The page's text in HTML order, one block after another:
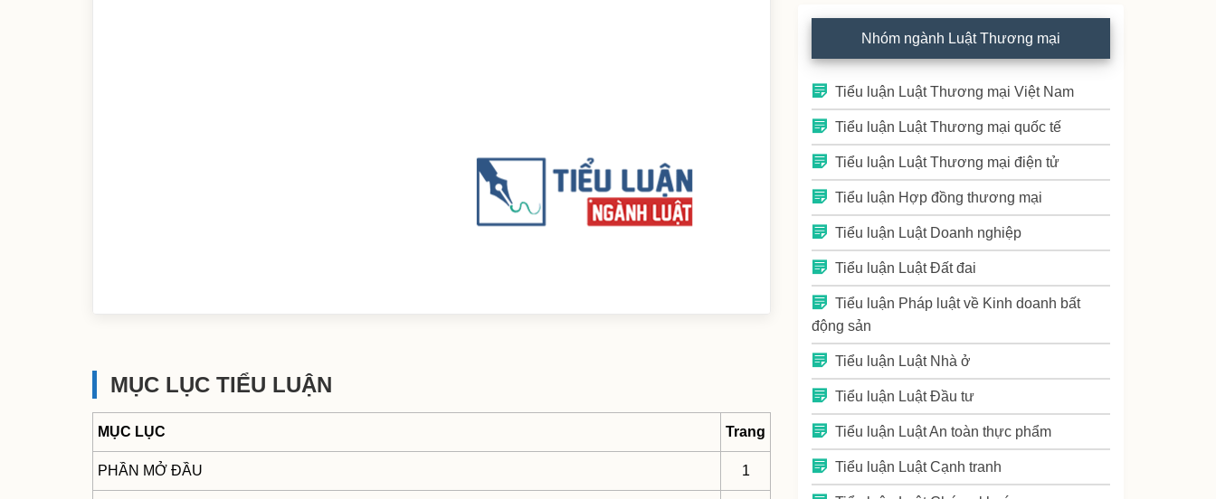
MỤC LỤC TIỂU LUẬN
MỤC LỤC Trang
PHẦN MỞ ĐẦU 1
Nhóm ngành Luật Thương mại
Tiểu luận Luật Thương mại Việt Nam
Tiểu luận Luật Thương mại quốc tế
Tiểu luận Luật Thương mại điện tử
Tiểu luận Hợp đồng thương mại
Tiểu luận Luật Doanh nghiệp
Tiểu luận Luật Đất đai
Tiểu luận Pháp luật về Kinh doanh bất
động sản
Tiểu luận Luật Nhà ở
Tiểu luận Luật Đầu tư
Tiểu luận Luật An toàn thực phẩm
Tiểu luận Luật Cạnh tranh